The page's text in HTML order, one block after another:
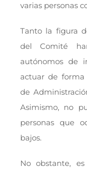
varias personas
Tanto la figura
del Comité
autónomos de
actuar de
de
Asimismo, no
personas que
bajos.
No obstante,